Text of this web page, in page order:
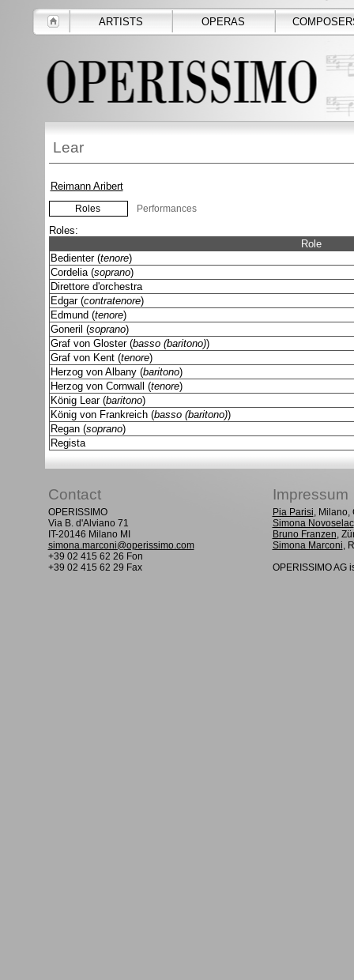
ARTISTS OPERAS
Lear
Reimann Aribert
Roles Performances
Roles:
Role
Bedienter (tenore)
Cordelia (soprano)
Direttore d'orchestra
Edgar (contratenore)
Edmund (tenore)
Goneril (soprano)
Graf von Gloster (basso (baritono))
Graf von Kent (tenore)
Herzog von Albany (baritono)
Herzog von Cornwall (tenore)
König Lear (baritono)
König von Frankreich (basso (baritono))
Regan (soprano)
Regista
Contact Impressum
OPERISSIMO
Via B. d'Alviano 71
IT-20146 Milano MI
simona.marconi@operissimo.com
+39 02 415 62 26 Fon
+39 02 415 62 29 Fax
Pia Parisi, Milano,
Simona Novoselac
Bruno Franzen,
Simona Marconi,
OPERISSIMO AG